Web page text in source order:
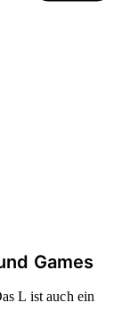
öffnen
Games